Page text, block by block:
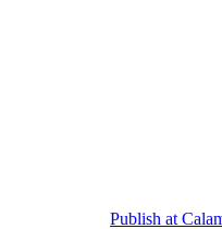
Publish at